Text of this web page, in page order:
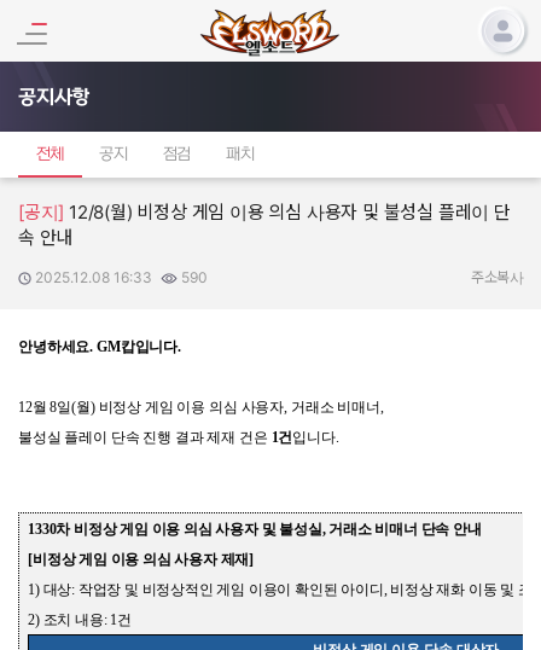
공지사항
전체 공지 점검 패치
[공지] 12/8(월) 비정상 게임 이용 의심 사용자 및 불성실 플레이 단
속 안내
작성일:
2025.12.08 16:33
조회수: 590 주소복사
안녕하세요. GM캅입니다.
12월8일(월) 비정상 게임 이용 의심 사용자, 거래소 비매너,
불성실 플레이 단속 진행 결과 제재 건은 1건입니다.
1330차 비정상 게임 이용 의심 사용자 및 불성실, 거래소 비매너 단속 안내
[비정상 게임 이용 의심 사용자 제재]
1) 대상: 작업장 및 비정상적인 게임 이용이 확인된 아이디 , 비정상 재화 이동 및 조
2) 조치 내용: 1건